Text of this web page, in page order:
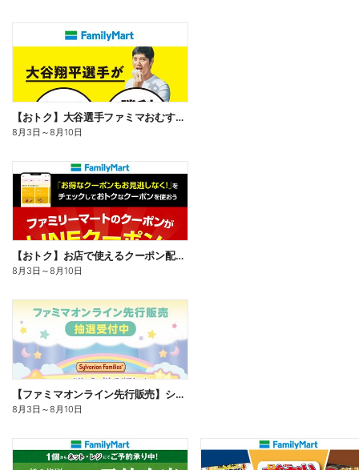
【おトク】大谷選手ファミマおむすび割
8月3日 ～8月10日
【おトク】お店で使えるクーポン配信中
8月3日 ～8月10日
【ファミマオンライン先行販売】シルバニアファミリー
8月3日 ～8月10日